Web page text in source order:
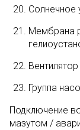
Солнечное
Мембрана
Группа
Подключение
мазутом /